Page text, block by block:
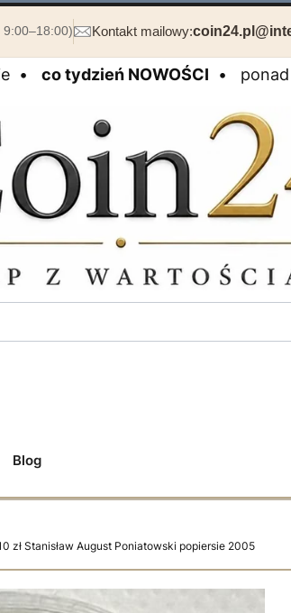
Kontakt mailowy:
• co tydzień NOWOŚCI • ponad
Blog
zł Stanisław August Poniatowski popiersie 2005